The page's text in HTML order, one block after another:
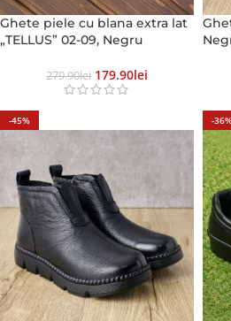
Ghete piele cu blana extra lat
„TELLUS” 02-09, Negru
279.90Lei 179.90Lei
-45% -